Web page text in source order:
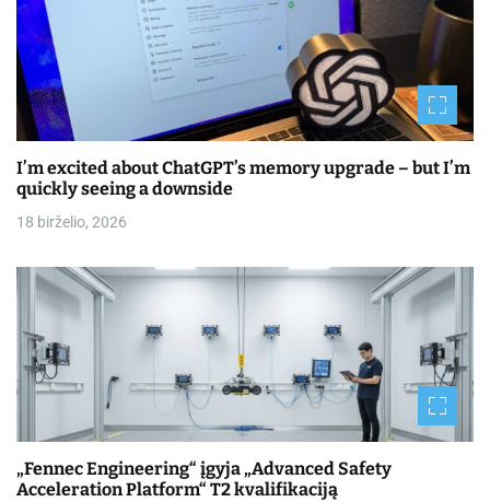
I’m excited about ChatGPT’s memory upgrade – but I’m
quickly seeing a downside
18 birželio, 2026
„Fennec Engineering“ įgyja „Advanced Safety
Acceleration Platform“ T2 kvalifikaciją